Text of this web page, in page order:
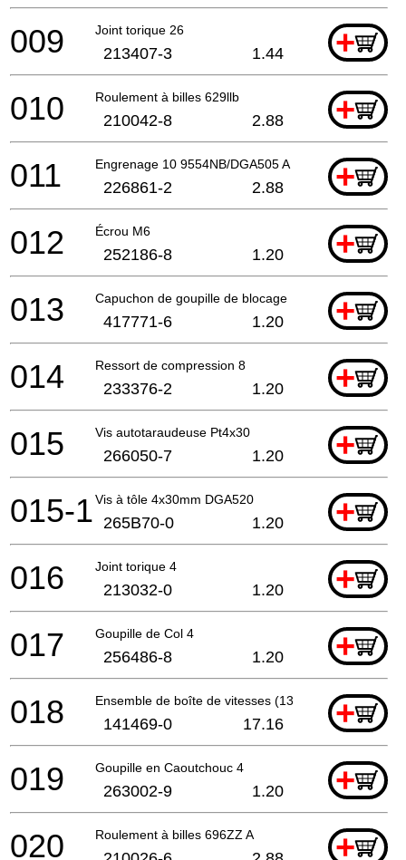
Joint torique 26 +
009 213407-3 1.44
Roulement à billes 629llb +
010 210042-8 2.88
Engrenage 10 9554NB/DGA505 A +
011 226861-2 2.88
Écrou M6 +
012 252186-8 1.20
Capuchon de goupille de blocage +
013 417771-6 1.20
Ressort de compression 8 +
014 233376-2 1.20
Vis autotaraudeuse Pt4x30 +
015 266050-7 1.20
Vis à tôle 4x30mm DGA520 +
015-1 265B70-0 1.20
Joint torique 4 +
016 213032-0 1.20
Goupille de Col 4 +
017 256486-8 1.20
Ensemble de boîte de vitesses (13 à 19) +
018 141469-0 17.16
Goupille en Caoutchouc 4 +
019 263002-9 1.20
Roulement à billes 696ZZ A +
020